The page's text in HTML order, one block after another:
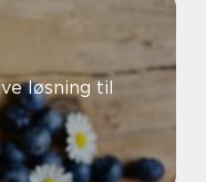
løsning til